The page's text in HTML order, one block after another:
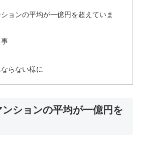
ョンの平均が一億円を超えていま
らない様に
ションの平均が一億円を